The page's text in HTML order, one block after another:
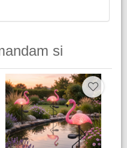
si